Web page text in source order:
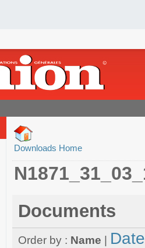
Downloads Home
Documents
Order by : Name Date